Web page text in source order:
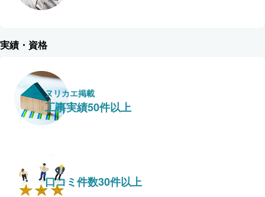
実績・資格
ヌリカエ掲載
工事実績50件以上
口コミ件数30件以上